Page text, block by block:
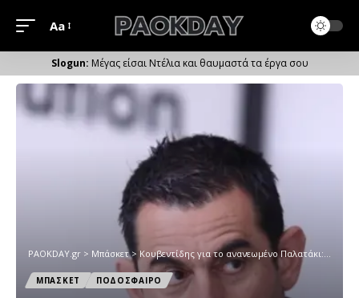
Μέγεθος
Γραμματοσειράς
Aa
Μέγας είσαι Ντέλια και θαυμαστά τα έργα σου
PAOKDAY.gr > Μπάσκετ>Κουβεντίδης για το ανανεωμένο Παλατάκι: «Συγχαρητήρια για το εκπληκτικό αποτέλεσμα»
ΜΠΑΣΚΕΤ ΠΟΔΟΣΦΑΙΡΟ